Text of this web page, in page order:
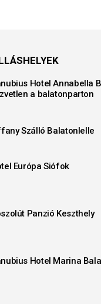
Hotel Annabella
a balatonparton
Szálló Balatonlelle
Európa Siófok
Panzió Keszthely
Hotel Marina